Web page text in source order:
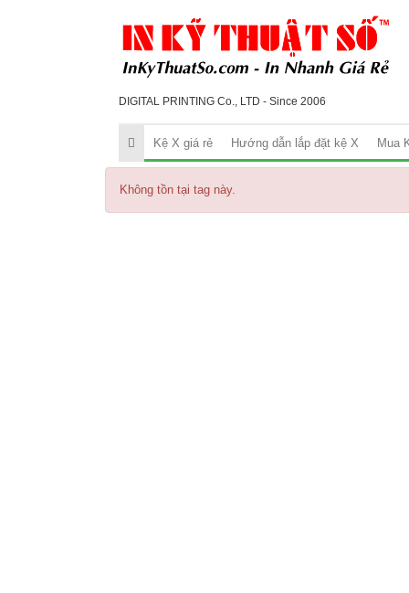
DIGITAL PRINTING Co., LTD - Since 2006
Kệ X giá rẻ Hướng dẫn lắp đặt kệ X Mua
Không tồn tại tag này.